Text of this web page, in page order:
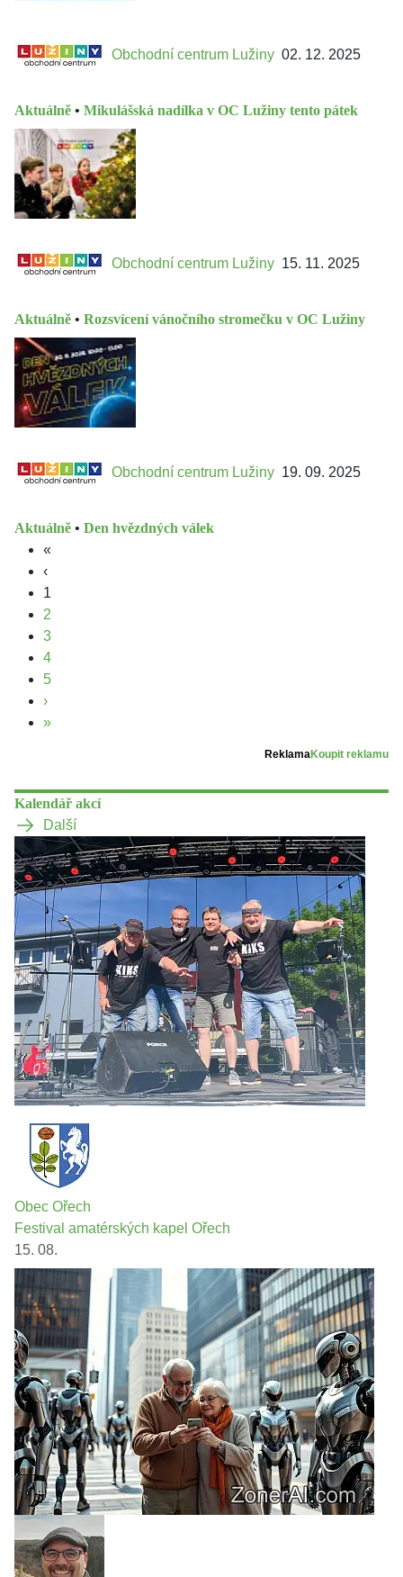
Obchodní centrum Lužiny 02. 12. 2025
Aktuálně • Mikulášská nadílka v OC Lužiny tento pátek
Obchodní centrum Lužiny 15. 11. 2025
Aktuálně • Rozsvícení vánočního stromečku v OC Lužiny
Obchodní centrum Lužiny 19. 09. 2025
Aktuálně • Den hvězdných válek
«
‹
1
2
3
4
5
›
»
ReklamaKoupit reklamu
Kalendář akcí
Další
Obec Ořech
Festival amatérských kapel Ořech
15. 08.